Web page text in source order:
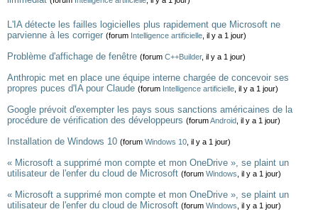
L'IA détecte les failles logicielles plus rapidement que Microsoft ne
parvienne à les corriger (forum Intelligence artificielle , il y a 1 jour)
Problème d'affichage de fenêtre (forum C++Builder, il y a 1 jour)
Anthropic met en place une équipe interne chargée de concevoir ses
propres puces d'IA pour Claude (forum Intelligence artificielle , il y a 1 jour)
Google prévoit d'exempter les pays sous sanctions américaines de la
procédure de vérification des développeurs (forumAndroid , il y a 1 jour)
Installation de Windows 10 (forum Windows 10 , il y a 1 jour)
« Microsoft a supprimé mon compte et mon OneDrive », se plaint un
utilisateur de l'enfer du cloud de Microsoft (forum Windows , il y a 1 jour)
« Microsoft a supprimé mon compte et mon OneDrive », se plaint un
utilisateur de l'enfer du cloud de Microsoft (forum Windows , il y a 1 jour)